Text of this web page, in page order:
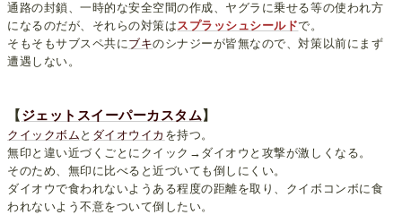
通路の封鎖、一時的な安全空間の作成、ヤグラに乗せる等の使われ方
になるのだが、それらの対策はスプラッシュシールドで。
そもそもサブスペ共にブキのシナジーが皆無なので、対策以前にまず
遭遇しない。
【ジェットスイーパーカスタム】
クイックボム と ダイオウイカ を持つ。
無印と違い近づくごとにクイック→ダイオウと攻撃が激しくなる。
そのため、無印に比べると近づいても倒しにくい。
ダイオウで食われないようある程度の距離を取り、クイボコンボに食
われないよう不意をついて倒したい。